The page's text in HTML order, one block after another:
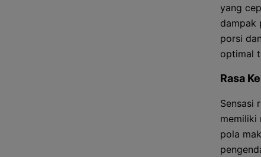
yang
dampak
porsi
optimal
Rasa
Sensasi
memiliki
pola